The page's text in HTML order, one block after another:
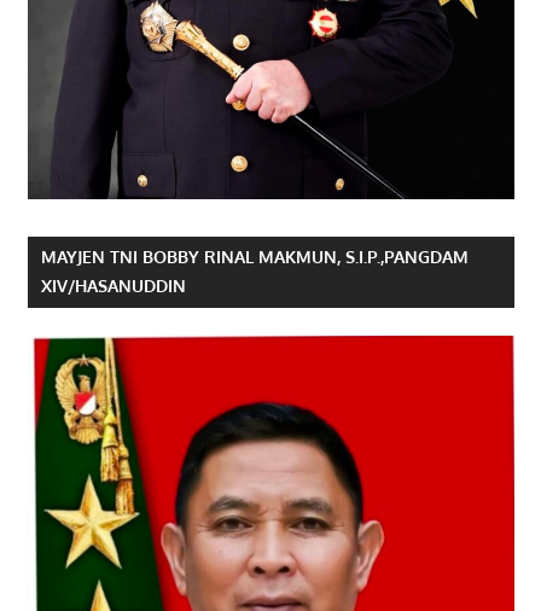
MAYJEN TNI BOBBY RINAL MAKMUN, S.I.P.,PANGDAM
XIV/HASANUDDIN